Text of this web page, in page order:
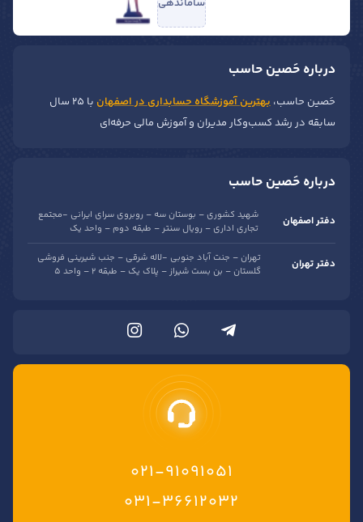
درباره حَصین حاسب
حَصین حاسب، بهترین آموزشگاه حسابداری در اصفهان
با ۲۵ سال
سابقه در رشد کسب‌وکار مدیران و آموزش مالی حرفه‌ای
درباره حَصین حاسب
دفتر اصفهان
شهید کشوری – بوستان سه – روبروی سرای ایرانی -مجتمع
تجاری اداری – رویال سنتر – طبقه دوم – واحد یک
دفتر تهران
تهران – جنت آباد جنوبی -لاله شرقی – جنب شیرینی فروشی
گلستان – بن بست شیراز – پلاک یک – طبقه 2 – واحد 5
021-91091051
۰۳۱-۳۶۶۱۲۰۳۲